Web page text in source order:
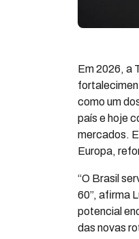
Em 2026, a
como um
país e hoje
mercados.
Europa,
“O Brasil
60”, afirma
potencial
das novas